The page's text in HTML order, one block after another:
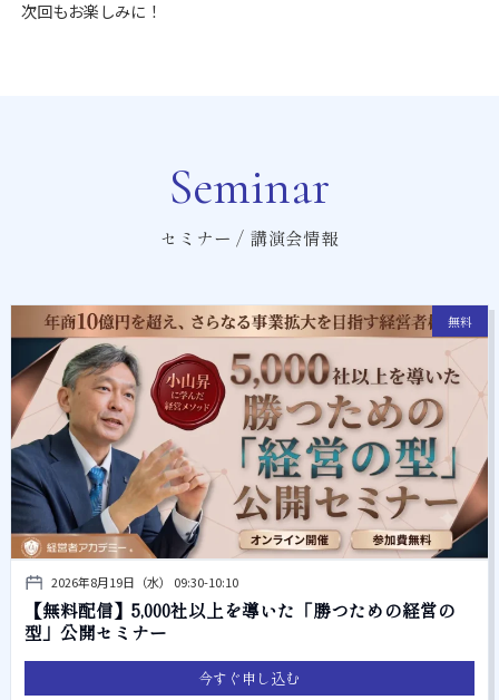
次回もお楽しみに！
Seminar
セミナー / 講演会情報
無料
2026年8月19日（水） 09:30-10:10
【無料配信】5,000社以上を導いた「勝つための経営の
型」公開セミナー
今すぐ申し込む